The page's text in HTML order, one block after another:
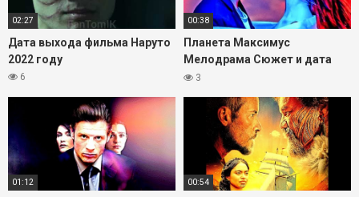
02:27
Дата выхода фильма Наруто
2022 году
6
00:38
Планета Максимус
Мелодрама Сюжет и дата
выхода Фильм 2023
3
01:12 00:54